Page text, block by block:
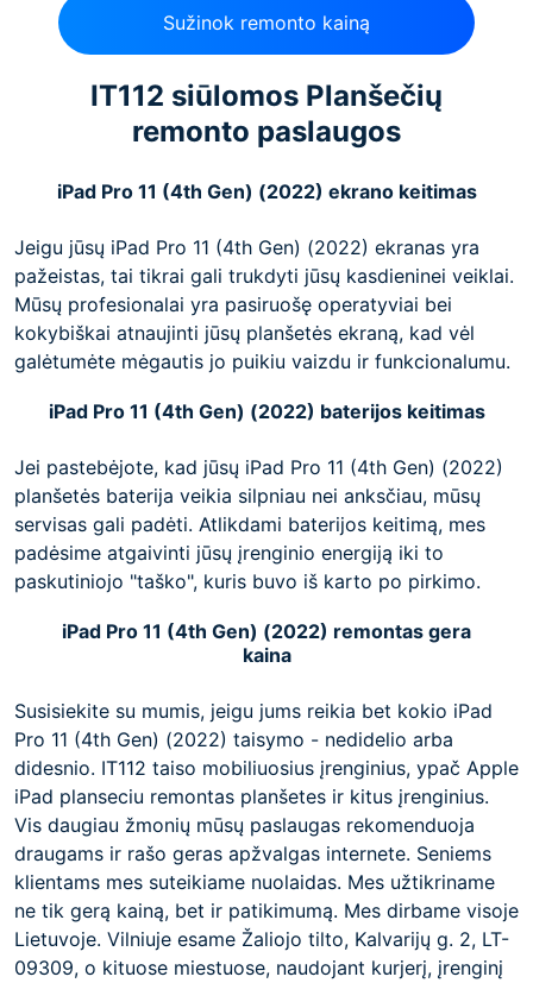
Sužinok remonto kainą
IT112 siūlomos Planšečių
remonto paslaugos
iPad Pro 11 (4th Gen) (2022) ekrano keitimas
Jeigu jūsų iPad Pro 11 (4th Gen) (2022) ekranas yra
pažeistas, tai tikrai gali trukdyti jūsų kasdieninei veiklai.
Mūsų profesionalai yra pasiruošę operatyviai bei
kokybiškai atnaujinti jūsų planšetės ekraną, kad vėl
galėtumėte mėgautis jo puikiu vaizdu ir funkcionalumu.
iPad Pro 11 (4th Gen) (2022) baterijos keitimas
Jei pastebėjote, kad jūsų iPad Pro 11 (4th Gen) (2022)
planšetės baterija veikia silpniau nei anksčiau, mūsų
servisas gali padėti. Atlikdami baterijos keitimą, mes
padėsime atgaivinti jūsų įrenginio energiją iki to
paskutiniojo "taško", kuris buvo iš karto po pirkimo.
iPad Pro 11 (4th Gen) (2022) remontas gera
kaina
Susisiekite su mumis, jeigu jums reikia bet kokio iPad
Pro 11 (4th Gen) (2022) taisymo - nedidelio arba
didesnio. IT112 taiso mobiliuosius įrenginius, ypač Apple
iPad planseciu remontas planšetes ir kitus įrenginius.
Vis daugiau žmonių mūsų paslaugas rekomenduoja
draugams ir rašo geras apžvalgas internete. Seniems
klientams mes suteikiame nuolaidas. Mes užtikriname
ne tik gerą kainą, bet ir patikimumą. Mes dirbame visoje
Lietuvoje. Vilniuje esame Žaliojo tilto, Kalvarijų g. 2, LT-
09309, o kituose miestuose, naudojant kurjerį, įrenginį